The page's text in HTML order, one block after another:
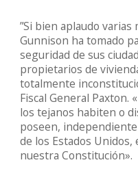
”Si bien aplaudo varias
Gunnison ha tomado
seguridad de sus
propietarios de
totalmente
Fiscal General Paxton.
los tejanos habiten o
poseen,
de los Estados
nuestra Constitución».